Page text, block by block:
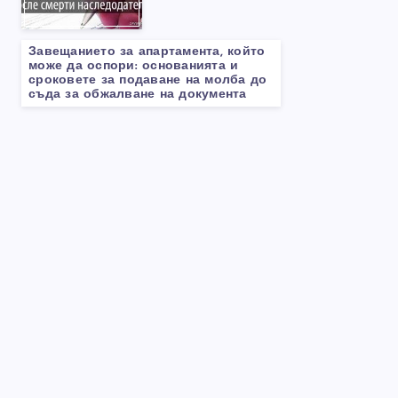
Завещанието за апартамента, който
може да оспори: основанията и
сроковете за подаване на молба до
съда за обжалване на документа